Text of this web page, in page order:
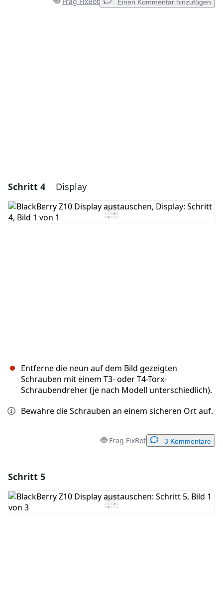
Einen Kommentar hinzufügen
Schritt 4 Display
Entferne die neun auf dem Bild gezeigten
Schrauben mit einem T3- oder T4-Torx-
Schraubendreher (je nach Modell unterschiedlich).
Bewahre die Schrauben an einem sicheren Ort auf.
Frag FixBot 3 Kommentare
Kommentar hinzufügen
Schritt 5